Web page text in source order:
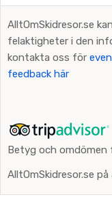
AlltOmSkidresor.se
felaktigheter i den
kontakta oss för
feedback här
Betyg och omdömen
AlltOmSkidresor.se på